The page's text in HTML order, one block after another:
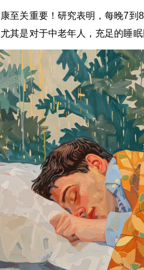
至关重要！研究表明，每晚7到
其是对于中老年人，充足的睡眠